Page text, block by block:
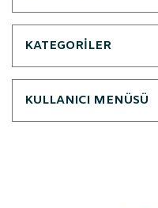
KATEGORİLER
KULLANICI MENÜSÜ